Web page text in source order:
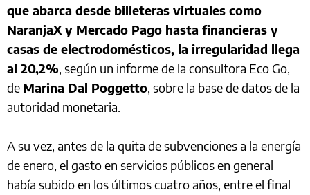
que abarca desde billeteras virtuales como
NaranjaX y Mercado Pago hasta financieras y
casas de electrodomésticos, la irregularidad llega
al 20,2%, según un informe de la consultora Eco Go,
de Marina Dal Poggetto, sobre la base de datos de la
autoridad monetaria.
A su vez, antes de la quita de subvenciones a la energía
de enero, el gasto en servicios públicos en general
había subido en los últimos cuatro años, entre el final